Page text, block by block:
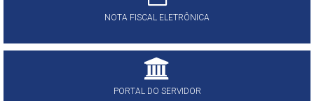
NOTA FISCAL ELETRÔNICA
PORTAL DO SERVIDOR